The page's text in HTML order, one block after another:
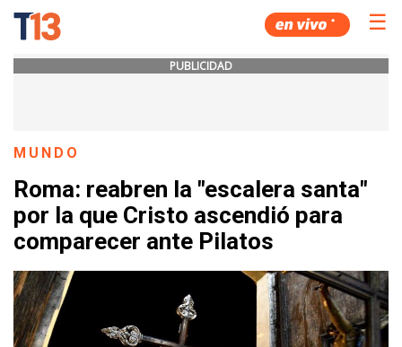
☰
PUBLICIDAD
MUNDO
Roma: reabren la "escalera santa"
por la que Cristo ascendió para
comparecer ante Pilatos